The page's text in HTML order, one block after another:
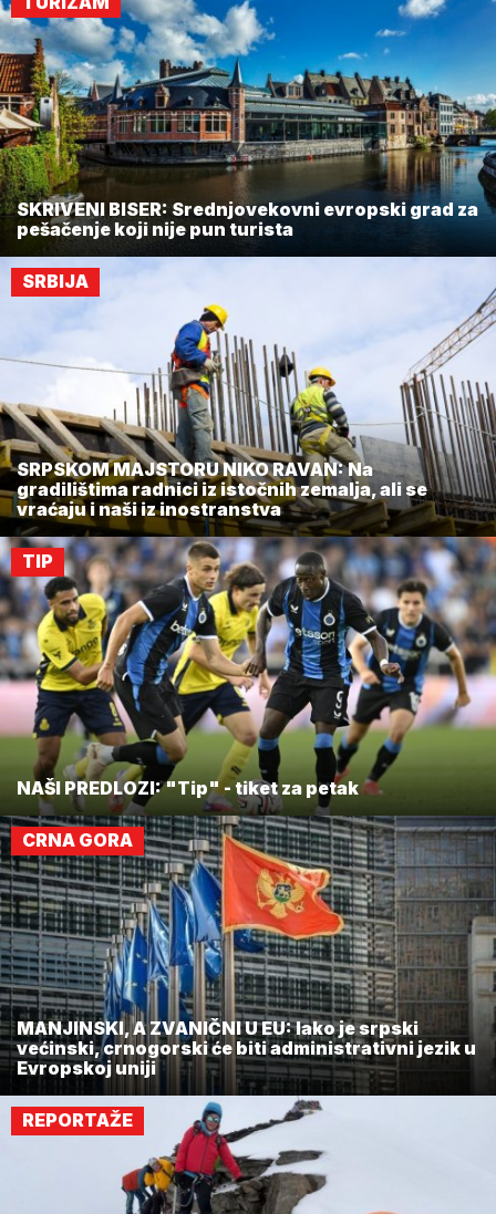
SKRIVENI BISER: Srednjovekovni evropski grad za
pešačenje koji nije pun turista
SRBIJA
SRPSKOM MAJSTORU NIKO RAVAN: Na
gradilištima radnici iz istočnih zemalja, ali se
vraćaju i naši iz inostranstva
TIP
NAŠI PREDLOZI: "Tip" - tiket za petak
CRNA GORA
MANJINSKI, A ZVANIČNI U EU: Iako je srpski
većinski, crnogorski će biti administrativni jezik u
Evropskoj uniji
REPORTAŽE